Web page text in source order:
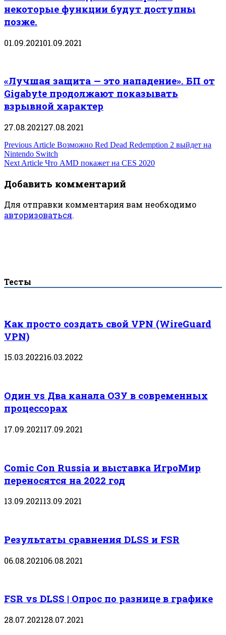
некоторые функции будут доступны
позже.
01.09.202101.09.2021
«Лучшая защита — это нападение». БП от
Gigabyte продолжают показывать
взрывной характер
27.08.202127.08.2021
Навигация
по
записям
Previous Article Возможно Red Dead Redemption 2 выйдет на
Nintendo Switch
Next Article Что AMD покажет на CES 2020
Добавить комментарий
Для отправки комментария вам необходимо
авторизоваться.
Тесты
Как просто создать свой VPN (WireGuard
VPN)
15.03.202216.03.2022
Один vs Два канала ОЗУ в современных
процессорах
17.09.202117.09.2021
Comic Con Russia и выставка ИгроМир
переносятся на 2022 год
13.09.202113.09.2021
Результаты сравнения DLSS и FSR
06.08.202106.08.2021
FSR vs DLSS | Опрос по разнице в графике
28.07.202128.07.2021